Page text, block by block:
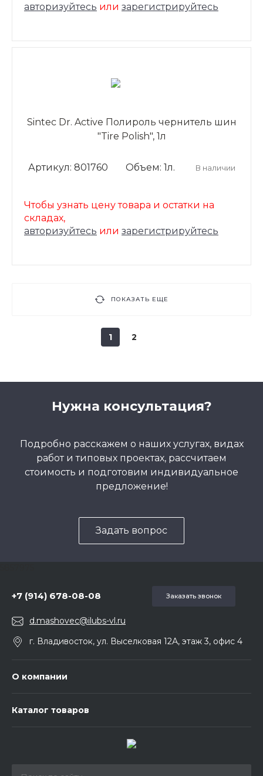
авторизуйтесь или зарегистрируйтесь
Sintec Dr. Active Полироль чернитель шин
"Tire Polish", 1л
Артикул: 801760 Объем: 1л. В наличии
Чтобы узнать цену товара и остатки на
складах,
авторизуйтесь или зарегистрируйтесь
ПОКАЗАТЬ ЕЩЕ
1 2
Нужна консультация?
Подробно расскажем о наших услугах, видах
работ и типовых проектах, рассчитаем
стоимость и подготовим индивидуальное
предложение!
Задать вопрос
+7 (914) 678-08-08 Заказать звонок
d.mashovec@ilubs-vl.ru
г. Владивосток, ул. Выселковая 12А, этаж 3, офис 4
О компании
Каталог товаров